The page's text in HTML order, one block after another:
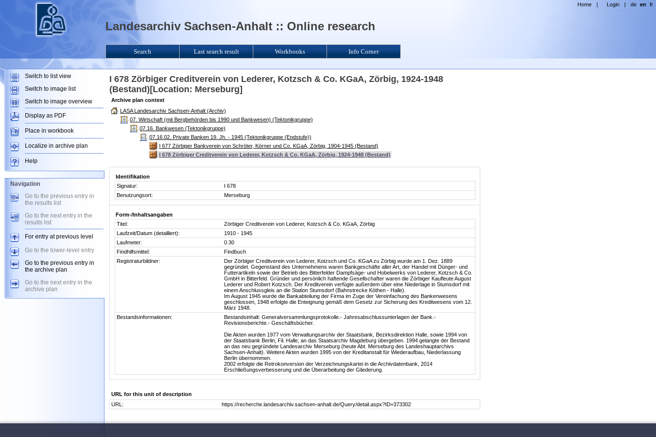
I 678 Zörbiger Creditverein von Lederer, Kotzsch & Co. KGaA, Zörbig, 1924-1948
(Bestand)[Location: Merseburg]
Archive plan context
LASA Landesarchiv Sachsen-Anhalt (Archiv)
07. Wirtschaft (mit Bergbehörden bis 1990 und Bankwesen) (Tektonikgruppe)
07.16. Bankwesen (Tektonikgruppe)
07.16.02. Private Banken 19. Jh. - 1945 (Tektonikgruppe (Endstufe))
I 677 Zörbiger Bankverein von Schröter, Körner und Co. KGaA, Zörbig, 1904-1945 (Bestand)
I 678 Zörbiger Creditverein von Lederer, Kotzsch & Co. KGaA, Zörbig, 1924-1948 (Bestand)
Identifikation
Signatur:
I 678
Benutzungsort:
Merseburg
Form-/Inhaltsangaben
Titel:
Zörbiger Creditverein von Lederer, Kotzsch & Co. KGaA, Zörbig
Laufzeit/Datum (detailliert):
1910 - 1945
Laufmeter:
0.30
Findhilfsmittel:
Findbuch
Registraturbildner:
Der Zörbiger Creditverein von Lederer, Kotzsch und Co. KGaA zu Zörbig wurde am 1. Dez. 1889
gegründet. Gegenstand des Unternehmens waren Bankgeschäfte aller Art, der Handel mit Dünger- und
Futterartikeln sowie der Betrieb des Bitterfelder Dampfsäge- und Hobelwerks von Lederer, Kotzsch & Co.
GmbH in Bitterfeld. Gründer und persönlich haftende Gesellschafter waren die Zörbiger Kaufleute August
Lederer und Robert Kotzsch. Der Kreditverein verfügte außerdem über eine Niederlage in Stumsdorf mit
einem Anschlussgleis an die Station Stumsdorf (Bahnstrecke Köthen - Halle).
Im August 1945 wurde die Bankabteilung der Firma im Zuge der Vereinfachung des Bankenwesens
geschlossen, 1948 erfolgte die Enteignung gemäß dem Gesetz zur Sicherung des Kreditwesens vom 12.
März 1948.
Bestandsinformationen:
Bestandsinhalt: Generalversammlungsprotokolle.- Jahresabschlussunterlagen der Bank.-
Revisionsberichte.- Geschäftsbücher.
Die Akten wurden 1977 vom Verwaltungsarchiv der Staatsbank, Bezirksdirektion Halle, sowie 1994 von
der Staatsbank Berlin, Fil. Halle, an das Staatsarchiv Magdeburg übergeben. 1994 gelangte der Bestand
an das neu gegründete Landesarchiv Merseburg (heute Abt. Merseburg des Landeshauptarchivs
Sachsen-Anhalt). Weitere Akten wurden 1995 von der Kreditanstalt für Wiederaufbau, Niederlassung
Berlin übernommen.
2002 erfolgte die Retrokonversion der Verzeichnungskartei in die Archivdatenbank, 2014
Erschließungsverbesserung und die Überarbeitung der Gliederung.
URL for this unit of description
URL:
https://recherche.landesarchiv.sachsen-anhalt.de/Query/detail.aspx?ID=373302
Home | Login | de en fr
Landesarchiv Sachsen-Anhalt :: Online research
Search Last search result Workbooks Info Corner
Switch to list view
Switch to image list
Switch to image overview
Display as PDF
Place in workbook
Localize in archive plan
Help
Navigation
Go to the previous entry in
the results list
Go to the next entry in the
results list
For entry at previous level
Go to the lower-level entry
Go to the previous entry in
the archive plan
Go to the next entry in the
archive plan